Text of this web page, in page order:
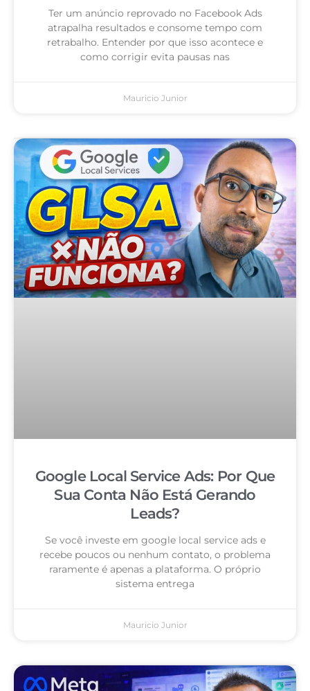
Ter um anúncio reprovado no Facebook Ads
atrapalha resultados e consome tempo com
retrabalho. Entender por que isso acontece e
como corrigir evita pausas nas
Mauricio Junior
Google Local Service Ads: Por Que
Sua Conta Não Está Gerando
Leads?
Se você investe em google local service ads e
recebe poucos ou nenhum contato, o problema
raramente é apenas a plataforma. O próprio
sistema entrega
Mauricio Junior